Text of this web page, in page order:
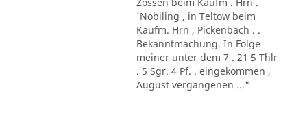
'Nobiling , in Teltow beim
Kaufm. Hrn , Pickenbach . .
Bekanntmachung. In Folge
meiner unter dem 7 . 21 5 Thlr
. 5 Sgr. 4 Pf. . eingekommen ,
August vergangenen ..."